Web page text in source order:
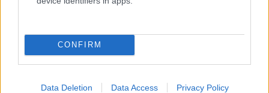
CONFIRM
Data Deletion Data Access Privacy Policy
Περισσότερες πληροφορίες
Ακολουθήστε το